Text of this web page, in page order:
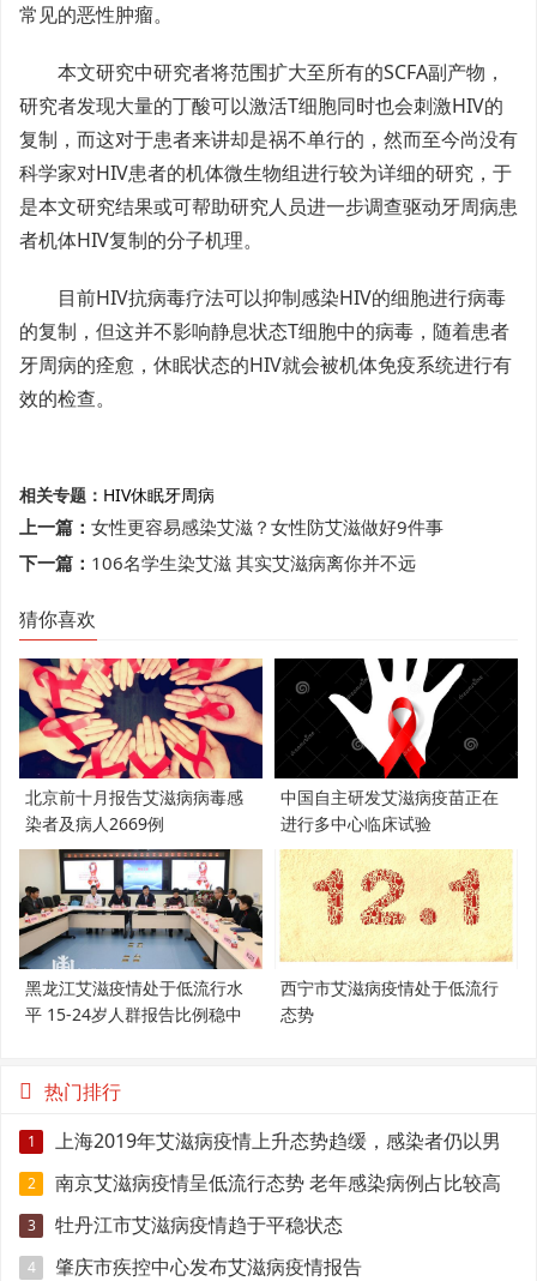
常见的恶性肿瘤。
本文研究中研究者将范围扩大至所有的SCFA副产物，
研究者发现大量的丁酸可以激活T细胞同时也会刺激HIV的
复制，而这对于患者来讲却是祸不单行的，然而至今尚没有
科学家对HIV患者的机体微生物组进行较为详细的研究，于
是本文研究结果或可帮助研究人员进一步调查驱动牙周病患
者机体HIV复制的分子机理。
目前HIV抗病毒疗法可以抑制感染HIV的细胞进行病毒
的复制，但这并不影响静息状态T细胞中的病毒，随着患者
牙周病的痊愈，休眠状态的HIV就会被机体免疫系统进行有
效的检查。
相关专题： HIV休眠牙周病
上一篇： 女性更容易感染艾滋？女性防艾滋做好9件事
下一篇： 106名学生染艾滋 其实艾滋病离你并不远
猜你喜欢
北京前十月报告艾滋病病毒感
染者及病人2669例
中国自主研发艾滋病疫苗正在
进行多中心临床试验
黑龙江艾滋疫情处于低流行水
平 15-24岁人群报告比例稳中
西宁市艾滋病疫情处于低流行
态势
热门排行
1
上海2019年艾滋病疫情上升态势趋缓，感染者仍以男
性为主
2 南京艾滋病疫情呈低流行态势 老年感染病例占比较高
3 牡丹江市艾滋病疫情趋于平稳状态
4 肇庆市疾控中心发布艾滋病疫情报告